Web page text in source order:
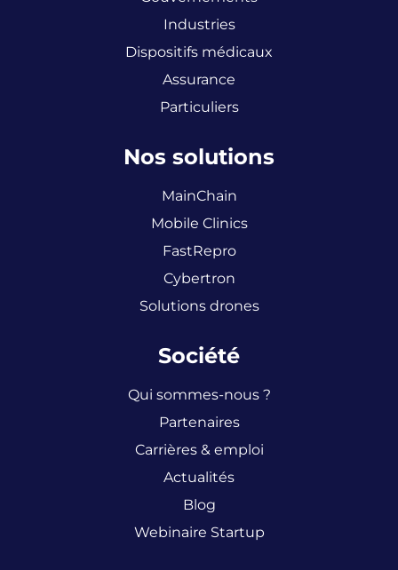
Industries
Dispositifs médicaux
Assurance
Particuliers
Nos solutions
MainChain
Mobile Clinics
FastRepro
Cybertron
Solutions drones
Société
Qui sommes-nous ?
Partenaires
Carrières & emploi
Actualités
Blog
Webinaire Startup